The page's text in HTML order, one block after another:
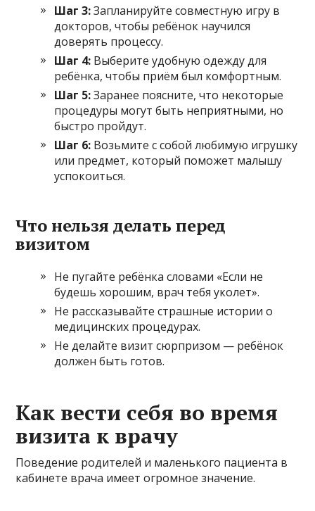
Шаг 3:Запланируйте совместную игру в
докторов, чтобы ребёнок научился
доверять процессу.
Шаг 4: Выберите удобную одежду для
ребёнка, чтобы приём был комфортным.
Шаг 5:Заранее поясните, что некоторые
процедуры могут быть неприятными, но
быстро пройдут.
Шаг 6: Возьмите с собой любимую игрушку
или предмет, который поможет малышу
успокоиться.
Что нельзя делать перед
визитом
Не пугайте ребёнка словами «Если не
будешь хорошим, врач тебя уколет».
Не рассказывайте страшные истории о
медицинских процедурах.
Не делайте визит сюрпризом — ребёнок
должен быть готов.
Как вести себя во время
визита к врачу
Поведение родителей и маленького пациента в
кабинете врача имеет огромное значение.